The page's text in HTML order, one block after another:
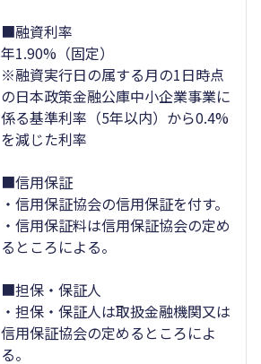
■融資利率
年1.90%（固定）
※融資実行日の属する月の1日時点
の日本政策金融公庫中小企業事業に
係る基準利率（5年以内）から0.4%
を減じた利率
■信用保証
・信用保証協会の信用保証を付す。
・信用保証料は信用保証協会の定め
るところによる。
■担保・保証人
・担保・保証人は取扱金融機関又は
信用保証協会の定めるところによ
る。